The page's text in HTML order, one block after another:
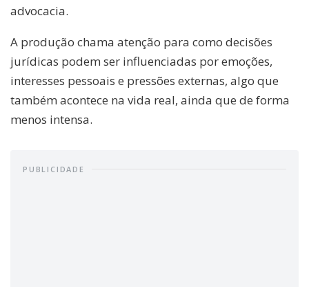
advocacia.
A produção chama atenção para como decisões
jurídicas podem ser influenciadas por emoções,
interesses pessoais e pressões externas, algo que
também acontece na vida real, ainda que de forma
menos intensa.
PUBLICIDADE